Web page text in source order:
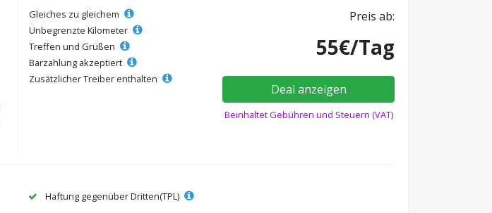
Gleiches zu gleichem
Unbegrenzte Kilometer
Treffen und Grüßen
Barzahlung akzeptiert
Zusätzlicher Treiber enthalten
Preis ab:
55€/Tag
Deal anzeigen
Beinhaltet Gebühren und Steuern (VAT)
Haftung gegenüber Dritten(TPL)